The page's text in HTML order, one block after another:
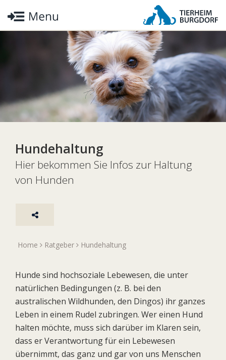
Hundehaltung
Hier bekommen Sie Infos zur Haltung
von Hunden
Home Ratgeber Hundehaltung
Hunde sind hochsoziale Lebewesen, die unter
natürlichen Bedingungen (z. B. bei den
australischen Wildhunden, den Dingos) ihr ganzes
Leben in einem Rudel zubringen. Wer einen Hund
halten möchte, muss sich darüber im Klaren sein,
dass er Verantwortung für ein Lebewesen
übernimmt, das ganz und gar von uns Menschen